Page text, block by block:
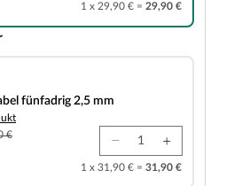
1 x 29,90 € = 29,90 €
fünfadrig 2,5 mm
€
1 x 31,90 € = 31,90 €